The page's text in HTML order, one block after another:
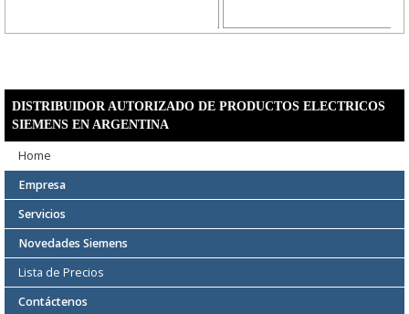
DISTRIBUIDOR AUTORIZADO DE PRODUCTOS ELECTRICOS
SIEMENS EN ARGENTINA
Home
Empresa
Servicios
Novedades Siemens
Lista de Precios
Contáctenos